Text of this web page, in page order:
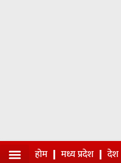
होम मध्य प्रदेश देश